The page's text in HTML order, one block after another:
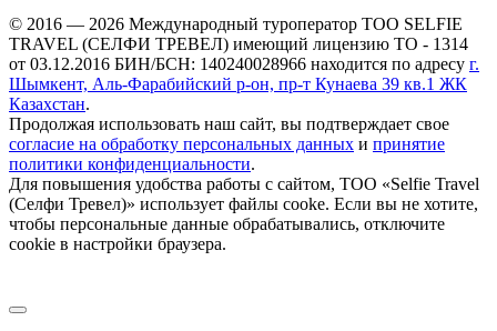
© 2016 — 2026 Международный туроператор ТОО SELFIE
TRAVEL (СЕЛФИ ТРЕВЕЛ) имеющий лицензию ТО - 1314
от 03.12.2016 БИН/БСН: 140240028966 находится по адресу г.
Шымкент, Аль-Фарабийский р-он, пр-т Кунаева 39 кв.1 ЖК
Казахстан.
Продолжая использовать наш сайт, вы подтверждает свое
согласие на обработку персональных данных и принятие
политики конфиденциальности.
Для повышения удобства работы с сайтом, ТОО «Selfie Travel
(Селфи Тревел)» использует файлы cooke. Если вы не хотите,
чтобы персональные данные обрабатывались, отключите
cookie в настройки браузера.